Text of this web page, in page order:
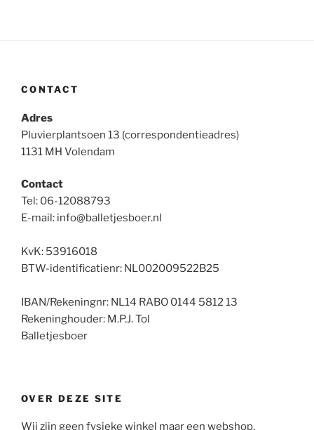
CONTACT
Adres
Pluvierplantsoen 13 (correspondentieadres)
1131 MH Volendam
Contact
Tel: 06-12088793
E-mail: info@balletjesboer.nl
KvK: 53916018
BTW-identificatienr: NL002009522B25
IBAN/Rekeningnr: NL14 RABO 0144 5812 13
Rekeninghouder: M.P.J. Tol
Balletjesboer
OVER DEZE SITE
Wij zijn geen fysieke winkel maar een webshop.